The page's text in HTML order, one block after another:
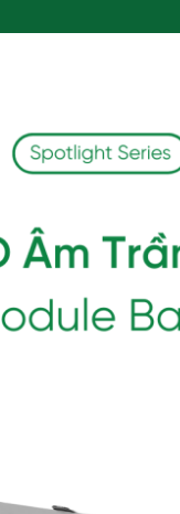
Add to wishlist